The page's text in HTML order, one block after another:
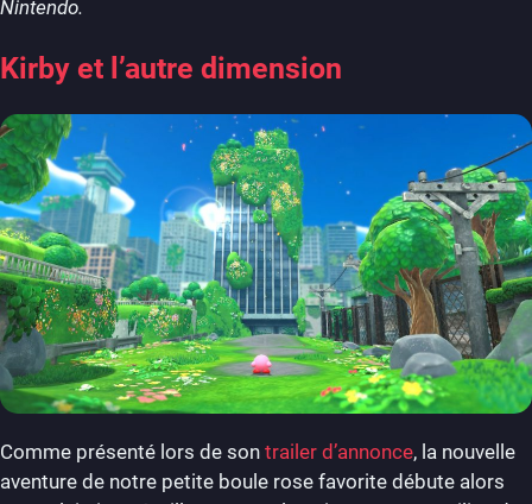
Nintendo.
Kirby et l’autre dimension
Comme présenté lors de son trailer d’annonce, la nouvelle
aventure de notre petite boule rose favorite débute alors